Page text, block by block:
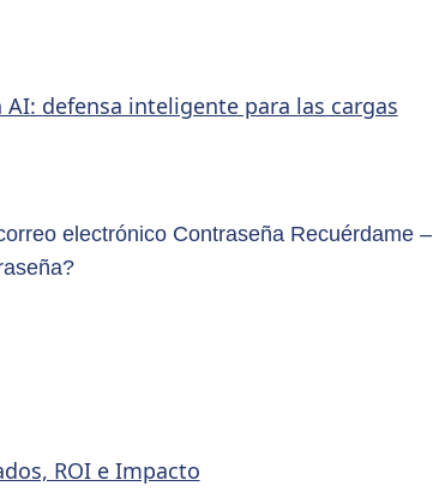
AI: defensa inteligente para las cargas
electrónico Contraseña Recuérdame –
ROI e Impacto